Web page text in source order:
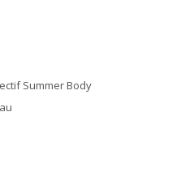
Summer Body